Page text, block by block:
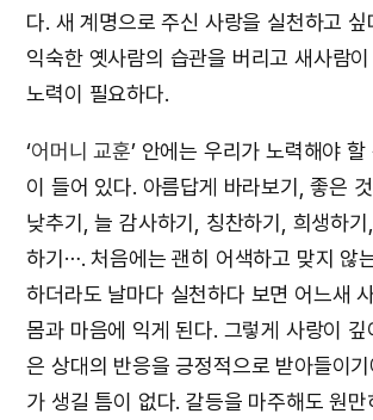
다. 새 계명으로 주신 사랑을 실천하고 싶
익숙한 옛사람의 습관을 버리고 새사람
노력이 필요하다.
‘어머니 교훈’ 안에는 우리가 노력해야 할
이 들어 있다. 아름답게 바라보기, 좋은
낮추기, 늘 감사하기, 칭찬하기, 희생하
하기⋯. 처음에는 괜히 어색하고 맞지 않
하더라도 날마다 실천하다 보면 어느새
몸과 마음에 익게 된다. 그렇게 사랑이
은 상대의 반응을 긍정적으로 받아들이
가 생길 틈이 없다. 갈등을 마주해도 원만